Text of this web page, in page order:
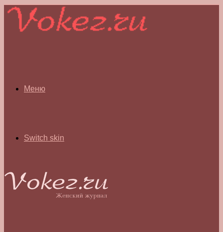
Меню
Switch skin